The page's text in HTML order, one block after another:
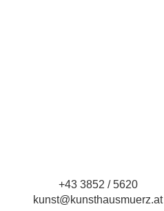
+43 3852 / 5620
kunst@kunsthausmuerz.at